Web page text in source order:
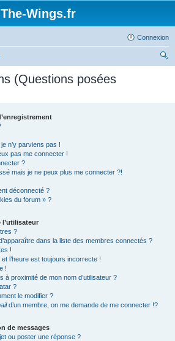
The-Wings.fr
Connexion
(Questions posées
n’y parviens pas !
pas me connecter !
?
mais je ne peux plus me connecter ?!
déconnecté ?
du forum » ?
l’utilisateur
?
dans la liste des membres connectés ?
!
l’heure est toujours incorrecte !
!
à proximité de mon nom d’utilisateur ?
?
le modifier ?
d’un membre, on me demande de me connecter !?
de messages
ou poster une réponse ?